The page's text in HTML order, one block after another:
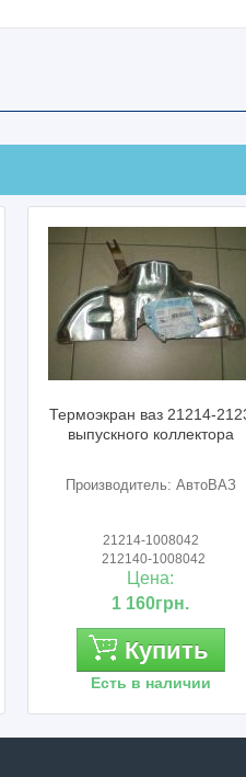
Термоэкран ваз 21214-2123
выпускного коллектора
Производитель: АвтоВАЗ
21214-1008042
212140-1008042
Цена:
1 160грн.
Купить
Есть в наличии